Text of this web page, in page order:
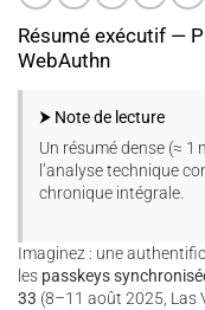
Résumé exécutif —
WebAuthn
⮞ Note de lecture
Un résumé dense (≈ 1
l’analyse technique
chronique intégrale.
Imaginez : une
les passkeys
33 (8–11 août 2025, Las